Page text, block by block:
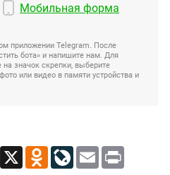
Мобильная форма
приложении Telegram. После
бота» и напишите нам. Для
значок скрепки, выберите
или видео в памяти устройства и
X Odnoklassniki
LiveJournal
Email Print